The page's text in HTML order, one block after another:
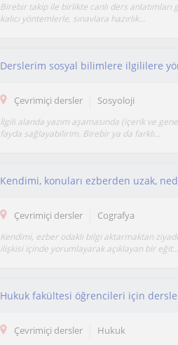
Birebir takip ile birlikte canlı ders anlatımları
kalıcı yöntemlerle, sınavlara hazırlık...
Çevrimiçi dersler Sosyoloji
İlgili alanda yazım aşamasında (içerik ve
fayda sağlayabilirim. Birebir ya da farklı...
Çevrimiçi dersler Cografya
Kendimi, ezber odaklı bilgi aktarmaktan
ilişkisi içinde yorumlayarak açıklayan bir eğit...
Çevrimiçi dersler Hukuk